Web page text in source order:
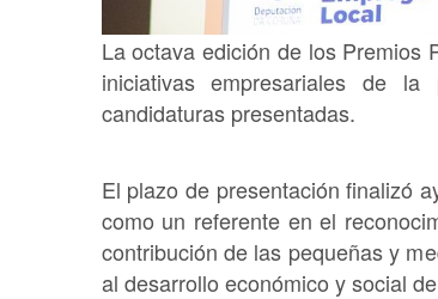
La octava edición de los Premios
iniciativas empresariales de
candidaturas presentadas.
El plazo de presentación finalizó
como un referente en el
contribución de las pequeñas y
al desarrollo económico y social